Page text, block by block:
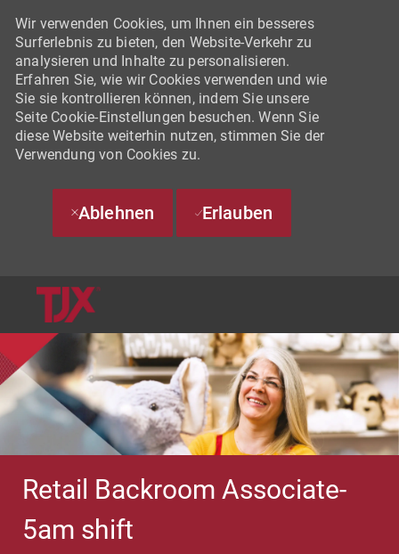
Wir verwenden Cookies, um Ihnen ein besseres
Surferlebnis zu bieten, den Website-Verkehr zu
analysieren und Inhalte zu personalisieren.
Erfahren Sie, wie wir Cookies verwenden und wie
Sie sie kontrollieren können, indem Sie unsere
Seite Cookie-Einstellungen besuchen. Wenn Sie
diese Website weiterhin nutzen, stimmen Sie der
Verwendung von Cookies zu.
Ablehnen Erlauben
Retail Backroom Associate-
5am shift